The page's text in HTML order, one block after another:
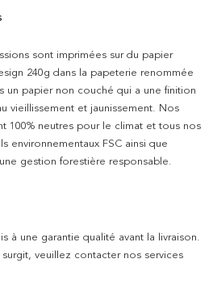
sont imprimées sur du papier
240g dans la papeterie renommée
un papier non couché qui a une finition
vieillissement et jaunissement. Nos
100% neutres pour le climat et tous nos
environnementaux FSC ainsi que
gestion forestière responsable.
à une garantie qualité avant la livraison.
veuillez contacter nos services